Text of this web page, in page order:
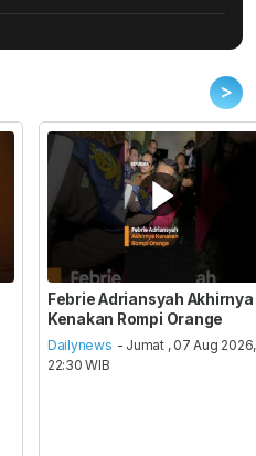
>
Febrie Adriansyah Akhirnya
Kenakan Rompi Orange
Dailynews - Jumat , 07 Aug 2026,
22:30 WIB